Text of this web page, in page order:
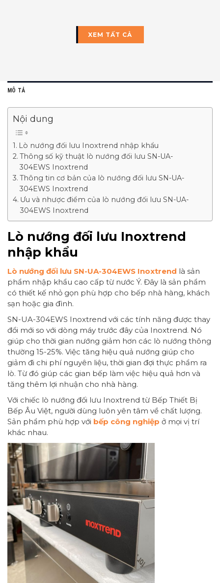
XEM TẤT CẢ
MÔ TẢ
Nội dung
Lò nướng đối lưu Inoxtrend nhập khẩu
Thông số kỹ thuật lò nướng đối lưu SN-UA-
304EWS Inoxtrend
Thông tin cơ bản của lò nướng đối lưu SN-UA-
304EWS Inoxtrend
Ưu và nhược điểm của lò nướng đối lưu SN-UA-
304EWS Inoxtrend
Lò nướng đối lưu Inoxtrend
nhập khẩu
Lò nướng đối lưu SN-UA-304EWS Inoxtrend là sản
phẩm nhập khẩu cao cấp từ nước Ý. Đây là sản phẩm
có thiết kế nhỏ gọn phù hợp cho bếp nhà hàng, khách
sạn hoặc gia đình.
SN-UA-304EWS Inoxtrend với các tính năng được thay
đổi mới so với dòng máy trước đây của Inoxtrend. Nó
giúp cho thời gian nướng giảm hơn các lò nướng thông
thường 15-25%. Việc tăng hiệu quả nướng giúp cho
giảm đi chi phí nguyên liệu, thời gian đợi thực phẩm ra
lò. Từ đó giúp các gian bếp làm việc hiệu quả hơn và
tăng thêm lợi nhuận cho nhà hàng.
Với chiếc lò nướng đối lưu Inoxtrend từ Bếp Thiết Bị
Bếp Âu Việt, người dùng luôn yên tâm về chất lượng.
Sản phẩm phù hợp với bếp công nghiệp ở mọi vị trí
khác nhau.